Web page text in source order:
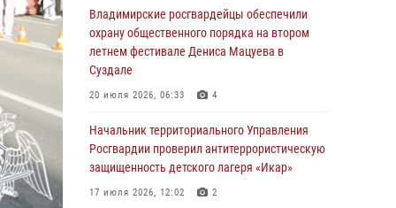
Владимирские росгвардейцы обеспечили
охрану общественного порядка на втором
летнем фестивале Дениса Мацуева в
Суздале
20 июля 2026, 06:33 4
Военнослужащий военного оркестра
регионального Управления Росвардии
выступил на празднике «Один день с
округа
Владимирские росгвардейцы обеспечили
охрану общественного порядка на втором
летнем фестивале Дениса Мацуева в
Суздале
20 июля 2026, 06:33 4
Начальник территориального Управления
Росгвардии проверил антитеррористическую
защищенность детского лагеря «Икар»
17 июля 2026, 12:02 2